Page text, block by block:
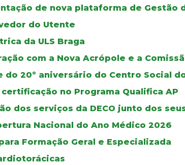
de nova plataforma de Gestão
do Utente
da ULS Braga
com a Nova Acrópole e a
do 20º aniversário do Centro Social
no Programa Qualifica AP
dos serviços da DECO junto dos
Nacional do Ano Médico 2026
Formação Geral e Especializada